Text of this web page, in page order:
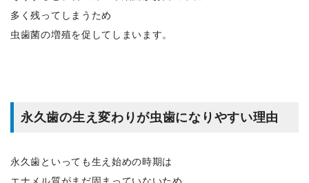
多く残ってしまうため
虫歯菌の増殖を促してしまいます。
永久歯の生え変わりが虫歯になりやすい理由
永久歯といっても生え始めの時期は